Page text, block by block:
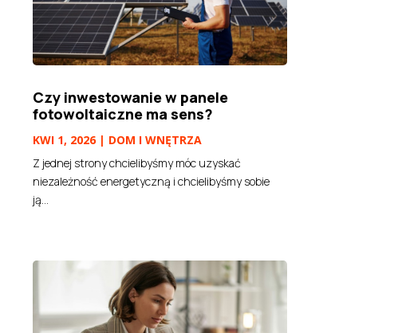
Czy inwestowanie w panele
fotowoltaiczne ma sens?
KWI 1, 2026| DOM I WNĘTRZA
Z jednej strony chcielibyśmy móc uzyskać
niezależność energetyczną i chcielibyśmy sobie
ją...